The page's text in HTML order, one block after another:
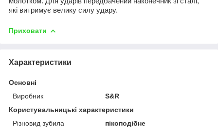
які витримує велику силу удару.
Приховати
Характеристики
Основні
Виробник
S&R
Користувальницькі характеристики
Різновид зубила
пікоподібне